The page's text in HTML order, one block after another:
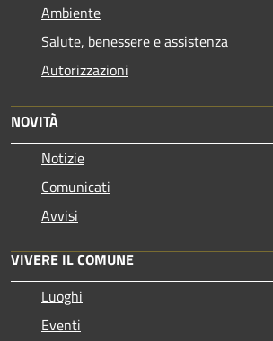
Ambiente
Salute, benessere e assistenza
Autorizzazioni
NOVITÀ
Notizie
Comunicati
Avvisi
VIVERE IL COMUNE
Luoghi
Eventi